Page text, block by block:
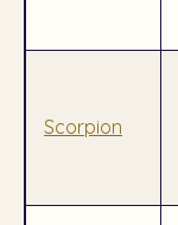
Scorpion